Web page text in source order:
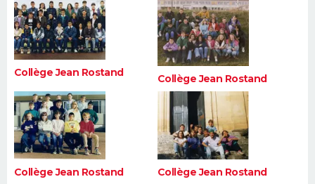
FORUM
Bricolage
Lifestyle
Culture
Sport
Auto
Television
Voyage
Cinema
Collège Jean Rostand Collège Jean Rostand
Collège Jean Rostand
Collège Jean Rostand